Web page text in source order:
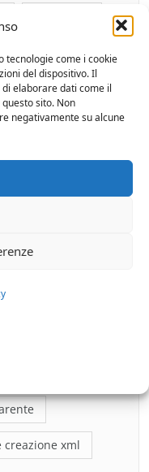
tecnologie come i cookie
del dispositivo. Il
elaborare dati come il
sito. Non
negativamente su alcune
22.06.2012 n° 83
pa
creazione xml